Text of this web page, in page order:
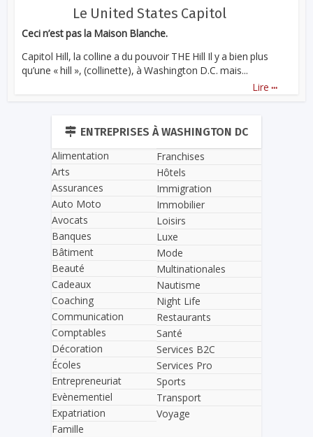
Le United States Capitol
Ceci n’est pas la Maison Blanche.
Capitol Hill, la colline a du pouvoir THE Hill Il y a bien plus
qu’une « hill », (collinette), à Washington D.C. mais...
Lire ...
ENTREPRISES À WASHINGTON DC
Alimentation
Arts
Assurances
Auto Moto
Avocats
Banques
Bâtiment
Beauté
Cadeaux
Coaching
Communication
Comptables
Décoration
Écoles
Entrepreneuriat
Evènementiel
Expatriation
Famille
Franchises
Hôtels
Immigration
Immobilier
Loisirs
Luxe
Mode
Multinationales
Nautisme
Night Life
Restaurants
Santé
Services B2C
Services Pro
Sports
Transport
Voyage